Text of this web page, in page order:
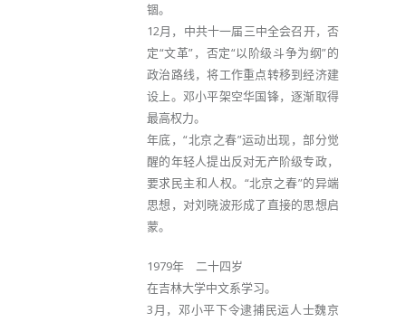
锢。
12月，中共十一届三中全会召开，否
定“文革”，否定“以阶级斗争为纲”的
政治路线，将工作重点转移到经济建
设上。邓小平架空华国锋，逐渐取得
最高权力。
年底，“北京之春”运动出现，部分觉
醒的年轻人提出反对无产阶级专政，
要求民主和人权。“北京之春”的异端
思想，对刘晓波形成了直接的思想启
蒙。
1979年 二十四岁
在吉林大学中文系学习。
3月，邓小平下令逮捕民运人士魏京